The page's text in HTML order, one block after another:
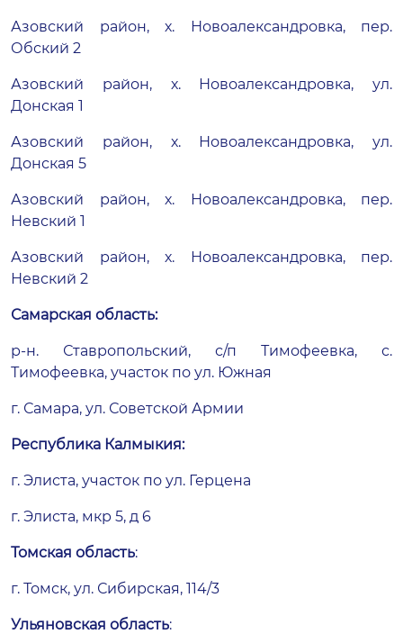
Азовский район, х. Новоалександровка, пер.
Обский 2
Азовский район, х. Новоалександровка, ул.
Донская 1
Азовский район, х. Новоалександровка, ул.
Донская 5
Азовский район, х. Новоалександровка, пер.
Невский 1
Азовский район, х. Новоалександровка, пер.
Невский 2
Самарская область:
р-н. Ставропольский, с/п Тимофеевка, с.
Тимофеевка, участок по ул. Южная
г. Самара, ул. Советской Армии
Республика Калмыкия:
г. Элиста, участок по ул. Герцена
г. Элиста, мкр 5, д 6
Томская область:
г. Томск, ул. Сибирская, 114/3
Ульяновская область: